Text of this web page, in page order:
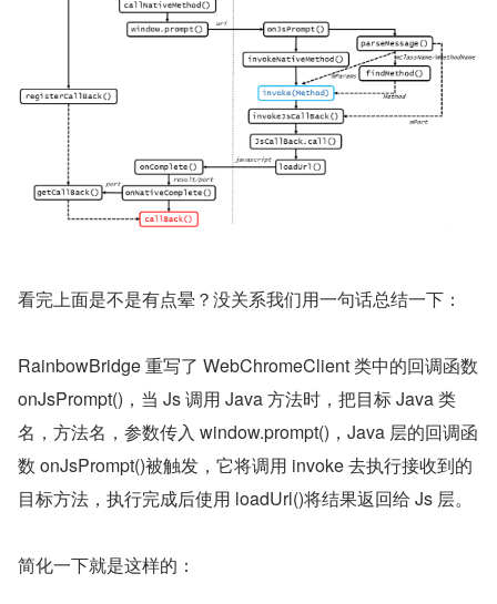
看完上面是不是有点晕？没关系我们用一句话总结一下：
RainbowBridge 重写了 WebChromeClient 类中的回调函数
onJsPrompt()，当 Js 调用 Java 方法时，把目标 Java 类
名，方法名，参数传入 window.prompt()，Java 层的回调函
数 onJsPrompt()被触发，它将调用 invoke 去执行接收到的
目标方法，执行完成后使用 loadUrl()将结果返回给 Js 层。
简化一下就是这样的：